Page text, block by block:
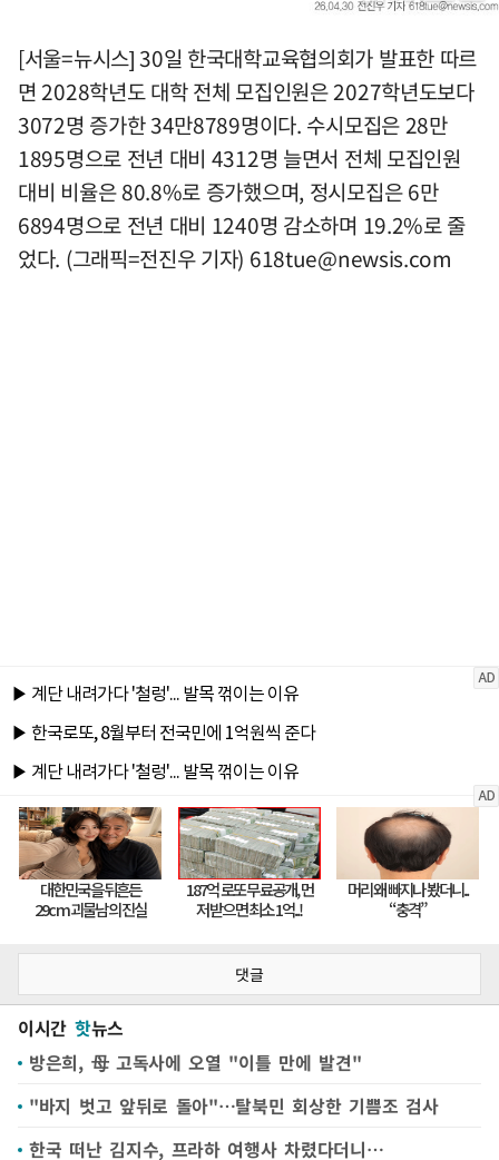
[서울=뉴시스] 30일 한국대학교육협의회가 발표한 따르
면 2028학년도 대학 전체 모집인원은 2027학년도보다
3072명 증가한 34만8789명이다. 수시모집은 28만
1895명으로 전년 대비 4312명 늘면서 전체 모집인원
대비 비율은 80.8%로 증가했으며, 정시모집은 6만
6894명으로 전년 대비 1240명 감소하며 19.2%로 줄
었다. (그래픽=전진우 기자) 618tue@newsis.com
댓글
이시간 핫뉴스
방은희, 母 고독사에 오열 "이틀 만에 발견"
"바지 벗고 앞뒤로 돌아"…탈북민 회상한 기쁨조 검사
한국 떠난 김지수, 프라하 여행사 차렸다더니…